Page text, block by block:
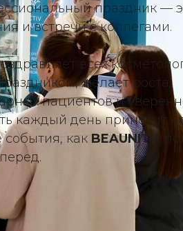
праздник —
и встречи с коллегами.
всех
желает роста,
пациентов и
каждый день приносит
события, как BEAUNITY
,